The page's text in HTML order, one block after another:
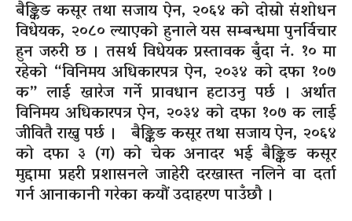
बैङ्किङ कसूर तथा सजाय ऐन, २०६४ को दोस्रो संशोधन
विधेयक, २०८० ल्याएको हुनाले यस सम्बन्धमा पुनर्विचार
हुन जरुरी छ । तसर्थ विधेयक प्रस्तावक बुँदानं. १० मा
रहेको “विनिमय अधिकारपत्र ऐन, २०३४ को दफा १०७
क” लाई खारेज गर्ने प्रावधान हटाउनु पर्छ । अर्थात
विनिमय अधिकारपत्र ऐन, २०३४ को दफा १०७ क लाई
जीवितै राख्नु पर्छ । बैङ्किङ कसूर तथा सजाय ऐन, २०६४
को दफा ३ (ग)को चेक अनादर भई बैङ्किङ कसूर
मुद्दामा प्रहरी प्रशासनले जाहेरी दरखास्त नलिने वा दर्ता
गर्न आनाकानी गरेका कयौं उदाहरण पाउँछौ ।